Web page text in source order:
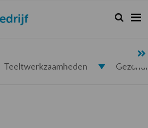
Zoeken...
Zoek
Teeltwerkzaamheden